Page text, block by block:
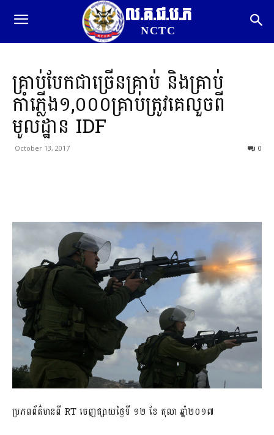
ល.គ.ជ.ប.ភ
NCTC
គ្រាប់បែកជាច្រើនគ្រាប់ និងគ្រាប់
កាំភ្លើង១,០០០គ្រាប់ត្រូវគេលួចពី
មូលដ្ឋាន IDF
October 13, 2017 0
ប្រភពព័ត៌មានពី RT ចេញផ្សាយថ្ងៃទី ១២ ខែ តុលា ឆ្នាំ២០១៧